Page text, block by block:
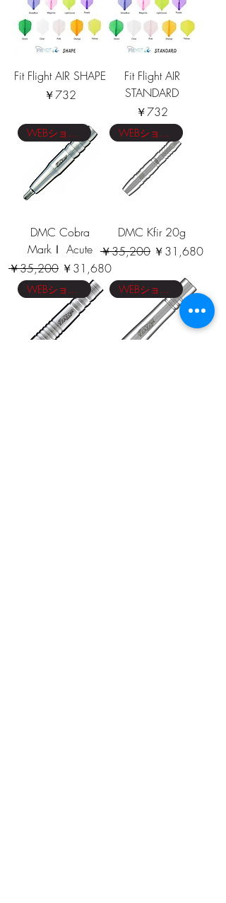
Fit Flight AIR SHAPE
価格
￥732
Fit Flight AIR
STANDARD
価格
￥732
WEBショップ限定価格
DMC Cobra
MarkⅠ Acute
通常価格
￥35,200 セール価格
￥31,680
WEBショップ限定価格
DMC Kfir 20g
通常価格
￥35,200 セール価格
￥31,680
WEBショップ限定価格 WEBショップ限定価格